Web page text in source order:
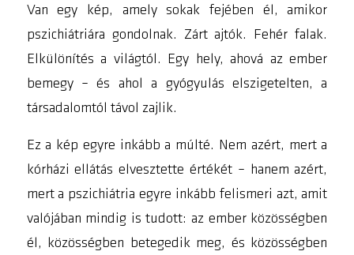
Van egy kép, amely sokak fejében él, amikor
pszichiátriára gondolnak. Zárt ajtók. Fehér falak.
Elkülönítés a világtól. Egy hely, ahová az ember
bemegy – és ahol a gyógyulás elszigetelten, a
társadalomtól távol zajlik.
Ez a kép egyre inkább a múlté. Nem azért, mert a
kórházi ellátás elvesztette értékét – hanem azért,
mert a pszichiátria egyre inkább felismeri azt, amit
valójában mindig is tudott: az ember közösségben
él, közösségben betegedik meg, és közösségben